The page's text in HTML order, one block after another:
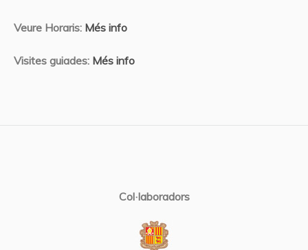
Veure Horaris: Més info
Visites guiades: Més info
Col·laboradors